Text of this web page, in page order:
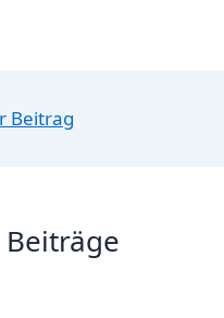
Beitrag